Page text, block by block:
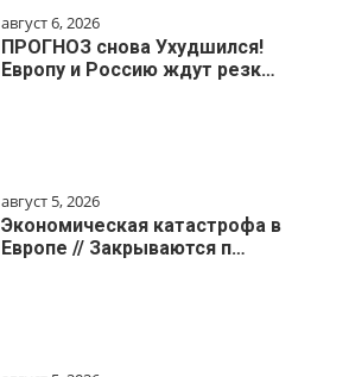
август 6, 2026
ПРОГНОЗ снова Ухудшился!
Европу и Россию ждут резк…
август 5, 2026
Экономическая катастрофа в
Европе // Закрываются п…